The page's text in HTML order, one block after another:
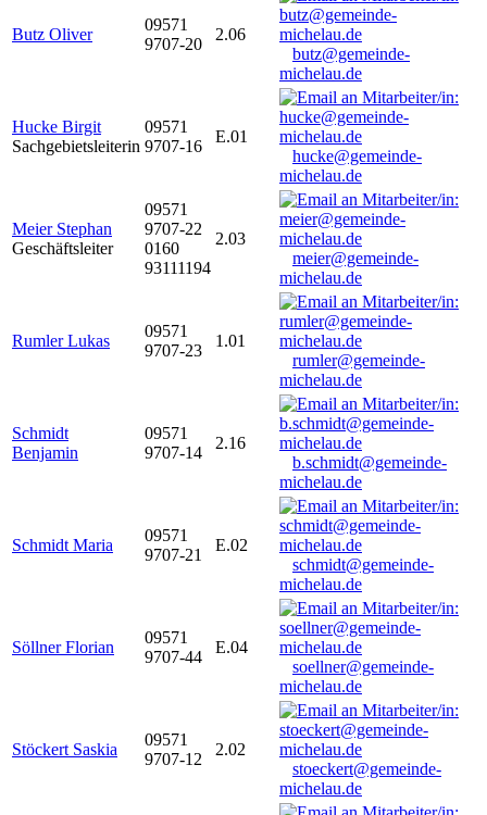
Butz Oliver
09571
9707-20
2.06
butz@gemeinde-
michelau.de
Hucke Birgit
Sachgebietsleiterin
09571
9707-16
E.01
hucke@gemeinde-
michelau.de
Meier Stephan
Geschäftsleiter
09571
9707-22
0160
93111194
2.03
meier@gemeinde-
michelau.de
Rumler Lukas
09571
9707-23
1.01
rumler@gemeinde-
michelau.de
Schmidt
Benjamin
09571
9707-14
2.16
b.schmidt@gemeinde-
michelau.de
Schmidt Maria
09571
9707-21
E.02
schmidt@gemeinde-
michelau.de
Söllner Florian
09571
9707-44
E.04
soellner@gemeinde-
michelau.de
Stöckert Saskia
09571
9707-12
2.02
stoeckert@gemeinde-
michelau.de